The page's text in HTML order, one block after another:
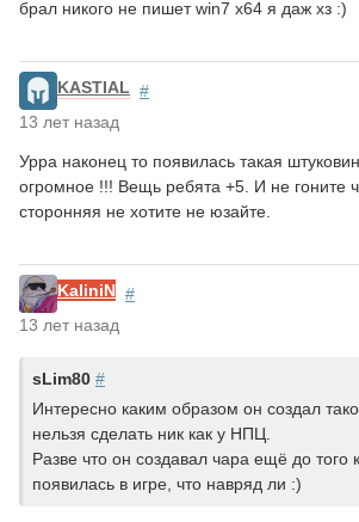
брал никого не пишет win7 x64 я даж хз :)
KASTIAL #
13 лет назад
Урра наконец то появилась такая
огромное !!! Вещь ребята +5. И не гоните
сторонняя не хотите не юзайте.
KaliniN #
13 лет назад
sLim80 #
Интересно каким образом он создал
нельзя сделать ник как у НПЦ.
Разве что он создавал чара ещё до того
появилась в игре, что навряд ли :)